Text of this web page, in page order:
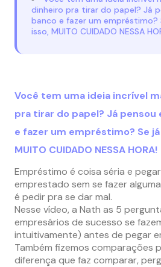
dinheiro pra tirar do papel? Já
banco e fazer um empréstimo?
isso, MUITO CUIDADO NESSA
Você tem uma ideia incrível
pra tirar do papel? Já pensou
e fazer um empréstimo? Se
MUITO CUIDADO NESSA HORA!
Empréstimo é coisa séria e
emprestado sem se fazer
é pedir pra se dar mal.
Nesse vídeo, a Nath as 5
empresários de sucesso se
intuitivamente) antes de pegar
Também fizemos comparações
diferença que faz comparar,